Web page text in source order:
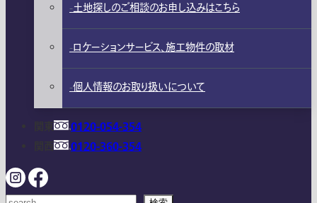
土地探しのご相談のお申し込みはこちら
ロケーションサービス、施工物件の取材
個人情報のお取り扱いについて
0120-054-354
0120-360-354